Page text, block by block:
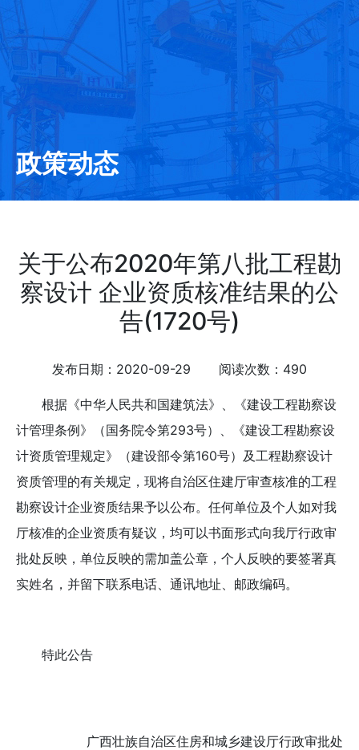
政策动态
关于公布2020年第八批工程勘
察设计 企业资质核准结果的公
告(1720号)
发布日期：2020-09-29 阅读次数：490
根据《中华人民共和国建筑法》、《建设工程勘察设
计管理条例》（国务院令第293号）、《建设工程勘察设
计资质管理规定》（建设部令第160号）及工程勘察设计
资质管理的有关规定，现将自治区住建厅审查核准的工程
勘察设计企业资质结果予以公布。任何单位及个人如对我
厅核准的企业资质有疑议，均可以书面形式向我厅行政审
批处反映，单位反映的需加盖公章，个人反映的要签署真
实姓名，并留下联系电话、通讯地址、邮政编码。
特此公告
广西壮族自治区住房和城乡建设厅行政审批处